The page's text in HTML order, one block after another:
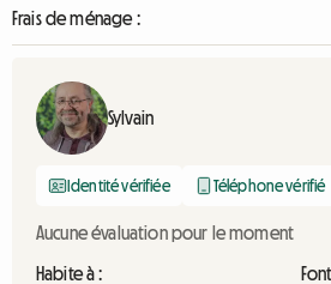
Frais de ménage :
Sylvain
Identité vérifiée Téléphone vérifié
Aucune évaluation pour le moment
Habite à :